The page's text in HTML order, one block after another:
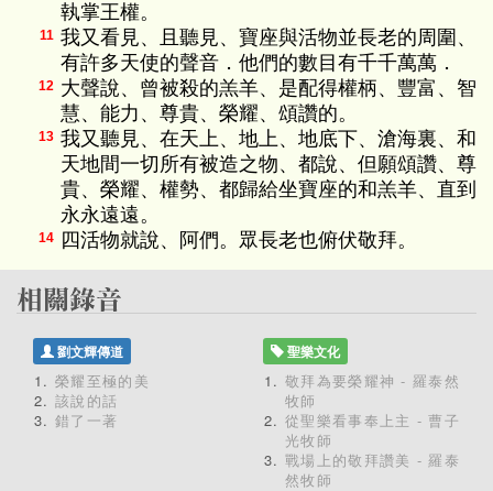
執掌王權。
11 我又看見、且聽見、寶座與活物並長老的周圍、
有許多天使的聲音．他們的數目有千千萬萬．
12 大聲說、曾被殺的羔羊、是配得權柄、豐富、智
慧、能力、尊貴、榮耀、頌讚的。
13 我又聽見、在天上、地上、地底下、滄海裏、和
天地間一切所有被造之物、都說、但願頌讚、尊
貴、榮耀、權勢、都歸給坐寶座的和羔羊、直到
永永遠遠。
14 四活物就說、阿們。眾長老也俯伏敬拜。
劉文輝傳道
榮耀至極的美
該說的話
錯了一著
聖樂文化
敬拜為要榮耀神 - 羅泰然
牧師
從聖樂看事奉上主 - 曹子
光牧師
戰場上的敬拜讚美 - 羅泰
然牧師